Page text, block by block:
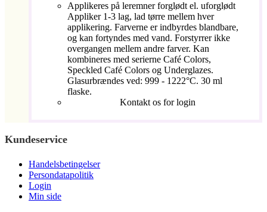
Applikeres på leremner forglødt el. uforglødt
Appliker 1-3 lag, lad tørre mellem hver
applikering. Farverne er indbyrdes blandbare,
og kan fortyndes med vand. Forstyrrer ikke
overgangen mellem andre farver. Kan
kombineres med serierne Café Colors,
Speckled Café Colors og Underglazes.
Glasurbrændes ved: 999 - 1222°C. 30 ml
flaske.
Kontakt os for login
Kundeservice
Handelsbetingelser
Persondatapolitik
Login
Min side